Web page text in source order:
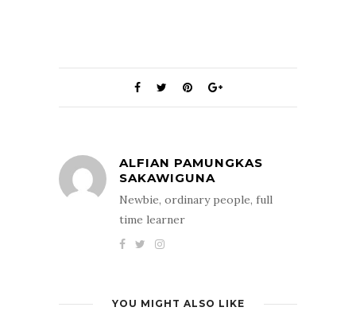
ALFIAN PAMUNGKAS
SAKAWIGUNA
Newbie, ordinary people, full
time learner
YOU MIGHT ALSO LIKE